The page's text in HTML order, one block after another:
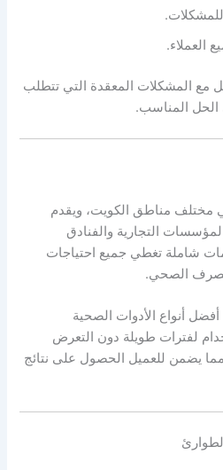
العملاء.
مع المشكلات المعقدة التي تتطلب
الحل المناسب.
مختلف مناطق الكويت، ويقدم
التجارية والفنادق
شاملة تغطي جميع احتياجات
الصحي.
أنواع الأدوات الصحية
لفترات طويلة دون التعرض
مما يضمن للعميل الحصول على نتائج